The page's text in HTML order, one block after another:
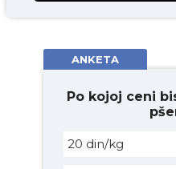
ANKETA
Po kojoj ceni
20 din/kg